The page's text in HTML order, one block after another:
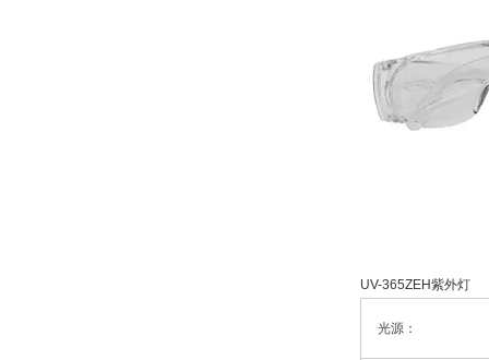
UV-365ZEH紫外灯
光源：